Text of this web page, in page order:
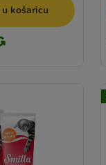
košaricu